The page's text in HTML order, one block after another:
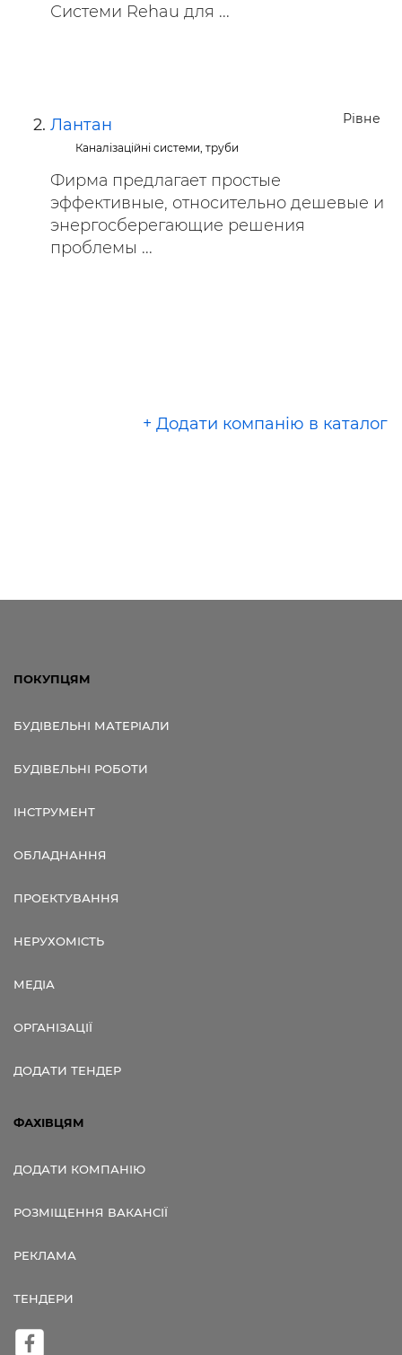
Системи Rehau для ...
Рівне
Лантан
Каналізаційні системи, труби
Фирма предлагает простые
эффективные, относительно дешевые и
энергосберегающие решения
проблемы ...
+ Додати компанію в каталог
ПОКУПЦЯМ
БУДІВЕЛЬНІ МАТЕРІАЛИ
БУДІВЕЛЬНІ РОБОТИ
ІНСТРУМЕНТ
ОБЛАДНАННЯ
ПРОЕКТУВАННЯ
НЕРУХОМІСТЬ
МЕДІА
ОРГАНІЗАЦІЇ
ДОДАТИ ТЕНДЕР
ФАХІВЦЯМ
ДОДАТИ КОМПАНІЮ
РОЗМІЩЕННЯ ВАКАНСІЇ
РЕКЛАМА
ТЕНДЕРИ